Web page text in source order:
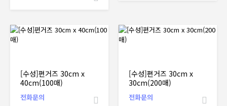
[수성]편거즈 30cm x
40cm(100매)
전화문의
[수성]편거즈 30cm x
30cm(200매)
전화문의